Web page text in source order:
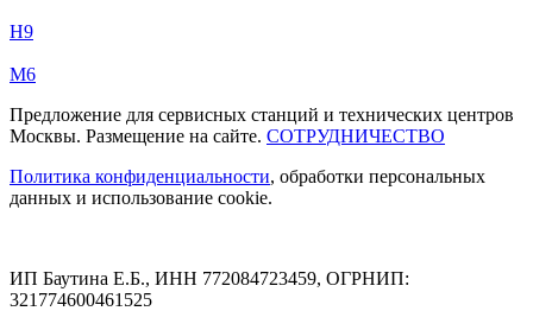
H9
M6
Предложение для сервисных станций и технических центров
Москвы. Размещение на сайте. СОТРУДНИЧЕСТВО
Политика конфиденциальности, обработки персональных
данных и использование cookie.
ИП Баутина Е.Б., ИНН 772084723459, ОГРНИП:
321774600461525